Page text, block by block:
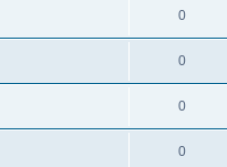
0
0
0
0